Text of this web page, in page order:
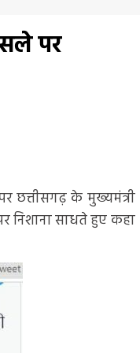
पर
छत्तीसगढ़ के मुख्यमंत्री
निशाना साधते हुए कहा